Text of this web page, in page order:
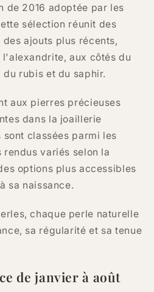
de 2016 adoptée par les
sélection réunit des
ajouts plus récents,
aux côtés du
rubis et du saphir.
aux pierres précieuses
dans la joaillerie
classées parmi les
variés selon la
options plus accessibles
sa naissance.
chaque perle naturelle
sa régularité et sa tenue
de janvier à août